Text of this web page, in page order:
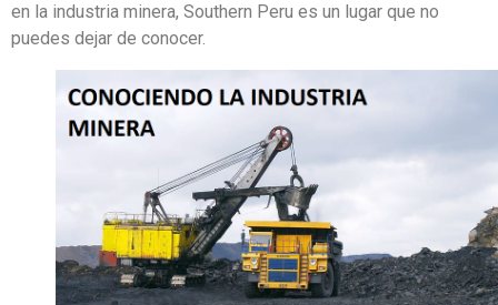
en la industria minera, Southern Peru es un lugar que no
puedes dejar de conocer.